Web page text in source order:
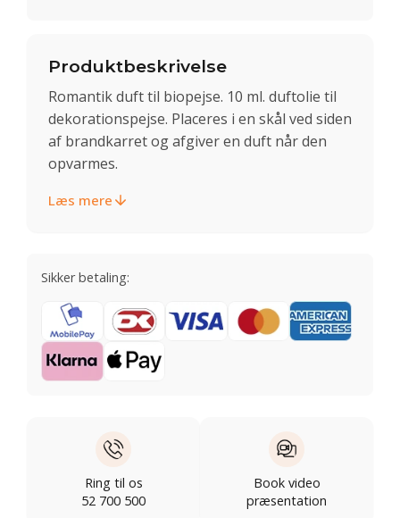
Produktbeskrivelse
Romantik duft til biopejse. 10 ml. duftolie til
dekorationspejse. Placeres i en skål ved siden
af brandkarret og afgiver en duft når den
opvarmes.
Læs mere
Sikker betaling:
Ring til os
52 700 500
Book video
præsentation